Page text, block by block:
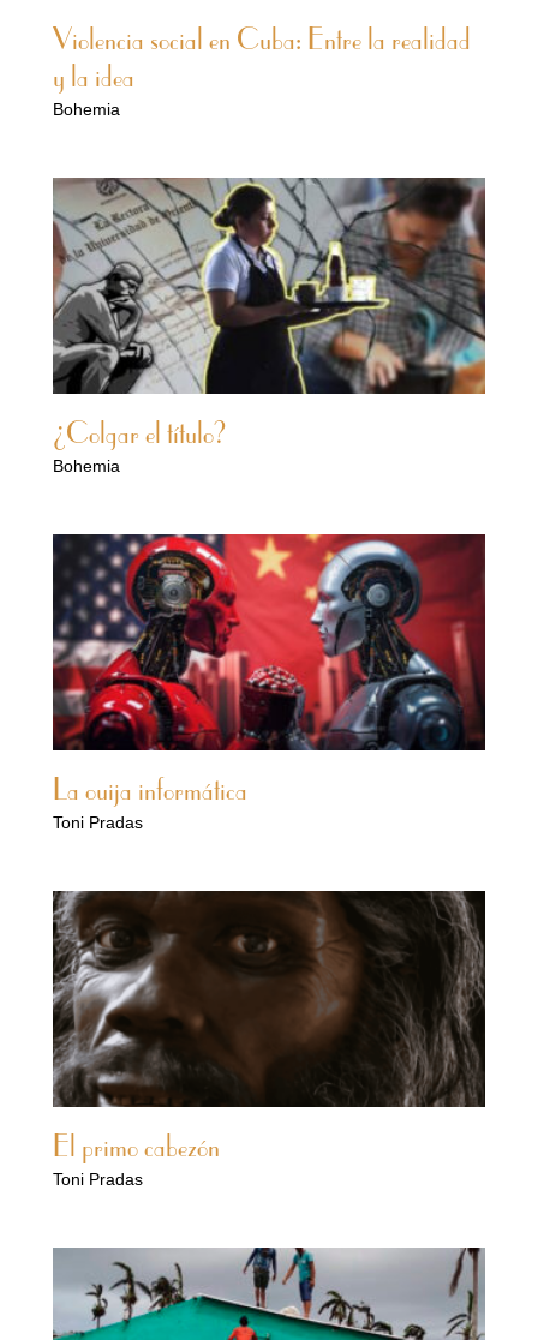
Violencia social en Cuba: Entre la realidad
y la idea
Bohemia
¿Colgar el título?
Bohemia
La ouija informática
Toni Pradas
El primo cabezón
Toni Pradas